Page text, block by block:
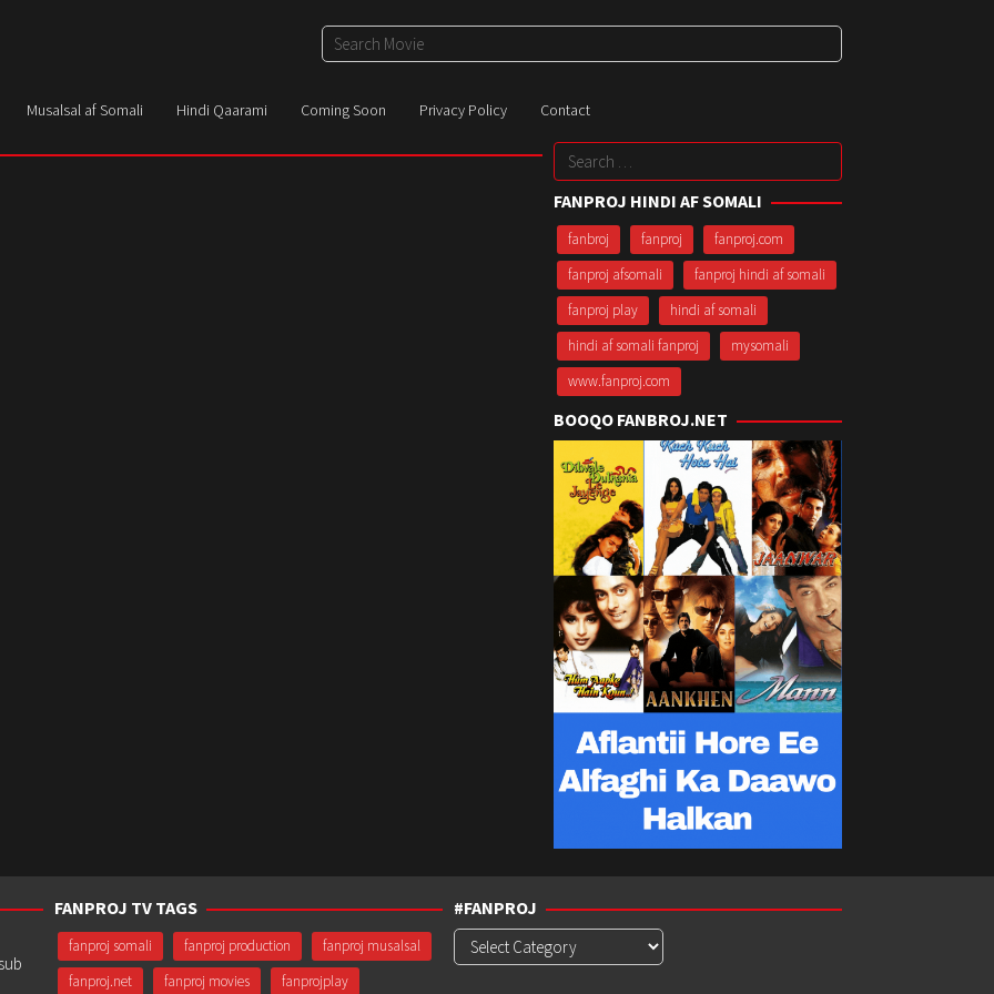
Musalsal af Somali Hindi Qaarami Coming Soon Privacy Policy Contact
Search
for:
FANPROJ HINDI AF SOMALI
fanbroj fanproj
fanproj.com
fanproj afsomali
fanproj hindi af somali
fanproj play
hindi af somali
hindi af somali fanproj
mysomali
www.fanproj.com
BOOQO FANBROJ.NET
FANPROJ TV TAGS
fanproj somali fanproj production
fanproj musalsal
fanproj.net
fanproj movies fanprojplay
#FANPROJ
#Fanproj